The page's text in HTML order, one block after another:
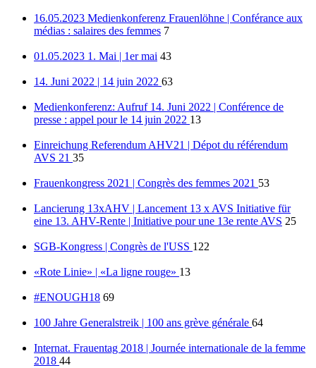
16.05.2023 Medienkonferenz Frauenlöhne | Conférance aux
médias : salaires des femmes 7
01.05.2023 1. Mai | 1er mai 43
14. Juni 2022 | 14 juin 2022 63
Medienkonferenz: Aufruf 14. Juni 2022 | Conférence de
presse : appel pour le 14 juin 2022 13
Einreichung Referendum AHV21 | Dépot du référendum
AVS 21 35
Frauenkongress 2021 | Congrès des femmes 2021 53
Lancierung 13xAHV | Lancement 13 x AVS Initiative für
eine 13. AHV-Rente | Initiative pour une 13e rente AVS 25
SGB-Kongress | Congrès de l'USS 122
«Rote Linie» | «La ligne rouge» 13
#ENOUGH18 69
100 Jahre Generalstreik | 100 ans grève générale 64
Internat. Frauentag 2018 | Journée internationale de la femme
2018 44